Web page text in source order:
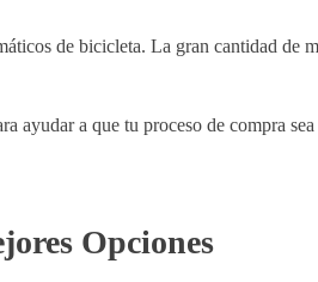
de bicicleta. La gran cantidad de
ayudar a que tu proceso de compra
Opciones